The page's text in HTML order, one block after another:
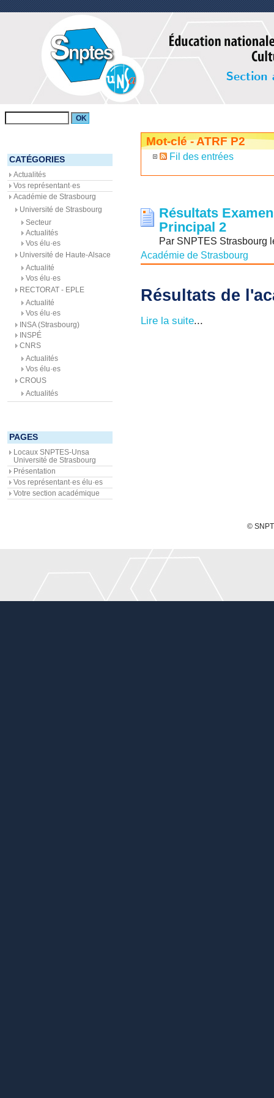
Mot-clé - ATRF P2
Fil des entrées
Résultats
Principal 2
Par SNPTES Strasbourg
Académie de Strasbourg
Résultats de
Lire la suite...
CATÉGORIES
Actualités
Vos représentant·es
Académie de Strasbourg
Université de Strasbourg
Secteur
Actualités
Vos élu·es
Université de Haute-Alsace
Actualité
Vos élu·es
RECTORAT - EPLE
Actualité
Vos élu·es
INSA (Strasbourg)
INSPÉ
CNRS
Actualités
Vos élu·es
CROUS
Actualités
PAGES
Locaux SNPTES-Unsa
Université de Strasbourg
Présentation
Vos représentant·es élu·es
Votre section académique
©